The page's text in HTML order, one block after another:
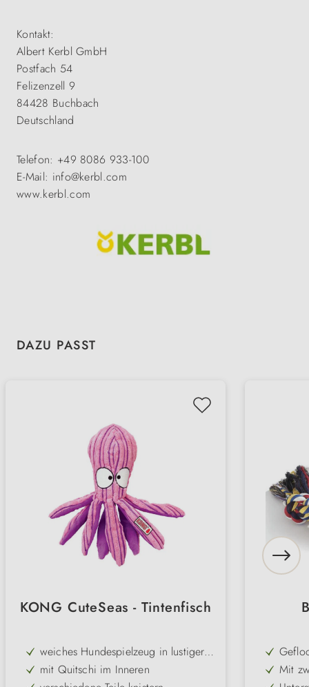
Kontakt:
Albert Kerbl GmbH
Postfach 54
Felizenzell 9
84428 Buchbach
Deutschland
Telefon: +49 8086 933-100
E-Mail: info@kerbl.com
www.kerbl.com
Produktgalerie überspringen
DAZU PASST
KONG CuteSeas - Tintenfisch
weiches Hundespielzeug in lustiger
und niedlicher Optik
mit Quitschi im Inneren
Mit